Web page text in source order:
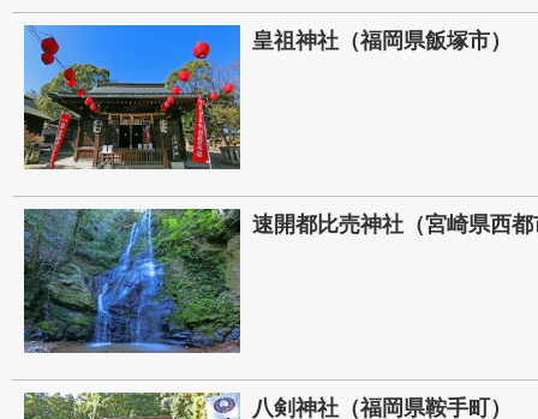
皇祖神社（福岡県飯塚市）
速開都比売神社（宮崎県西
八剣神社（福岡県鞍手町）